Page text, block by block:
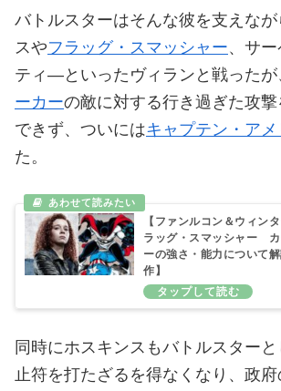
バトルスターはそんな彼を支えな
スやフラッグ・スマッシャー、サ
ティ―といったヴィランと戦ったが
ーカーの敵に対する行き過ぎた攻
できず、ついにはキャプテン・アメ
た。
【ファンルコン＆ウィン
ラッグ・スマッシャー カ
ーの強さ・能力について
作】
同時にホスキンスもバトルスター
止符を打たざるを得なくなり、政